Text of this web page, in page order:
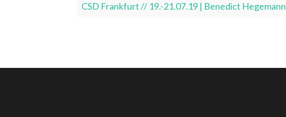
CSD Frankfurt // 19.-21.07.19 | Benedict Hegemann